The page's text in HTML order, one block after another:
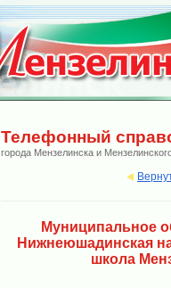
Телефонный
города Мензелинска и
Муниципальное
Нижнеюшадинская
школа